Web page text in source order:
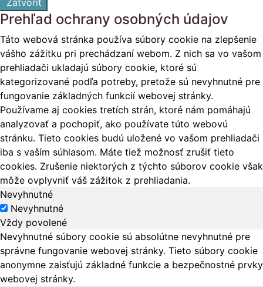
Zatvoriť
Prehľad ochrany osobných údajov
Táto webová stránka používa súbory cookie na zlepšenie
vášho zážitku pri prechádzaní webom. Z nich sa vo vašom
prehliadači ukladajú súbory cookie, ktoré sú
kategorizované podľa potreby, pretože sú nevyhnutné pre
fungovanie základných funkcií webovej stránky.
Používame aj cookies tretích strán, ktoré nám pomáhajú
analyzovať a pochopiť, ako používate túto webovú
stránku. Tieto cookies budú uložené vo vašom prehliadači
iba s vaším súhlasom. Máte tiež možnosť zrušiť tieto
cookies. Zrušenie niektorých z týchto súborov cookie však
môže ovplyvniť váš zážitok z prehliadania.
Nevyhnutné
Nevyhnutné
Vždy povolené
Nevyhnutné súbory cookie sú absolútne nevyhnutné pre
správne fungovanie webovej stránky. Tieto súbory cookie
anonymne zaisťujú základné funkcie a bezpečnostné prvky
webovej stránky.